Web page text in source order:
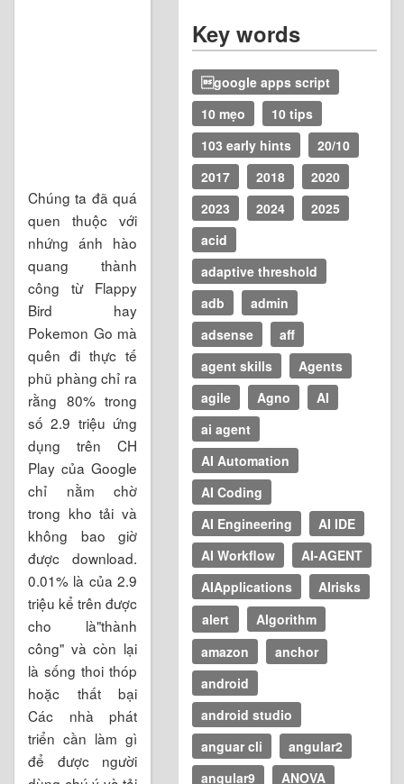
Chúng ta đã quá
quen thuộc với
nhứng ánh hào
quang thành
công từ Flappy
Bird hay
Pokemon Go mà
quên đi thực tế
phũ phàng chỉ ra
rằng 80% trong
số 2.9 triệu ứng
dụng trên CH
Play của Google
chỉ nằm chờ
trong kho tải và
không bao giờ
được download.
0.01% là của 2.9
triệu kể trên được
cho là"thành
công" và còn lại
là sống thoi thóp
hoặc thất bại
Các nhà phát
triển cần làm gì
để được người
Key words
google apps script
10 mẹo
10 tips
103 early hints
20/10
2017
2018
2020
2023
2024
2025
acid
adaptive threshold
adb
admin
adsense
aff
agent skills
Agents
agile
Agno
AI
ai agent
AI Automation
AI Coding
AI Engineering
AI IDE
AI Workflow
AI-AGENT
AIApplications
AIrisks
alert
Algorithm
amazon
anchor
android
android studio
anguar cli
angular2
angular9
ANOVA